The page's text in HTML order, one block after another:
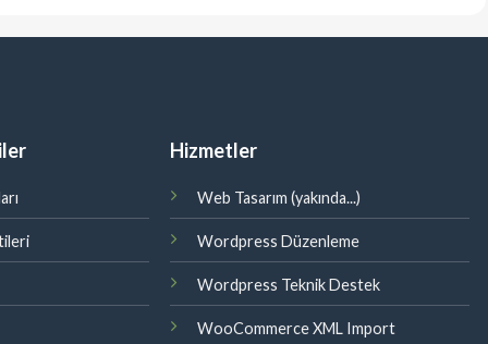
Hizmetler
Web Tasarım (yakında...)
Wordpress Düzenleme
Wordpress Teknik Destek
WooCommerce XML Import